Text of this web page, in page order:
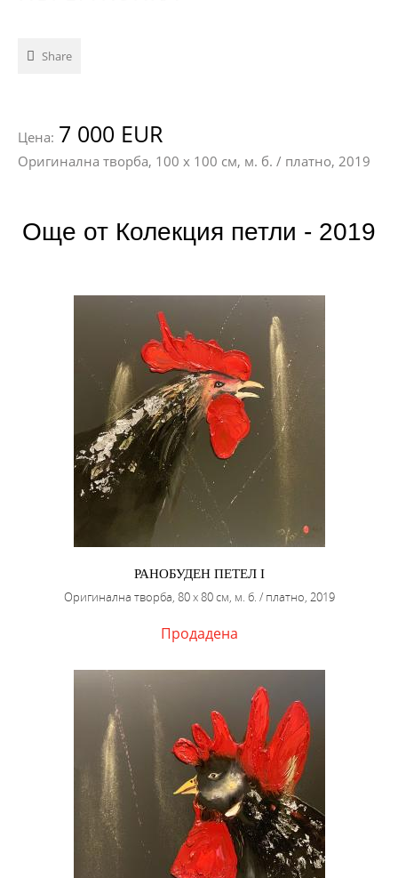
Share
Цена: 7 000 EUR
Оригинална творба, 100 х 100 см, м. б. / платно, 2019
Още от Колекция петли - 2019
РАНОБУДЕН ПЕТЕЛ I
Оригинална творба, 80 х 80 см, м. б. / платно, 2019
Продадена